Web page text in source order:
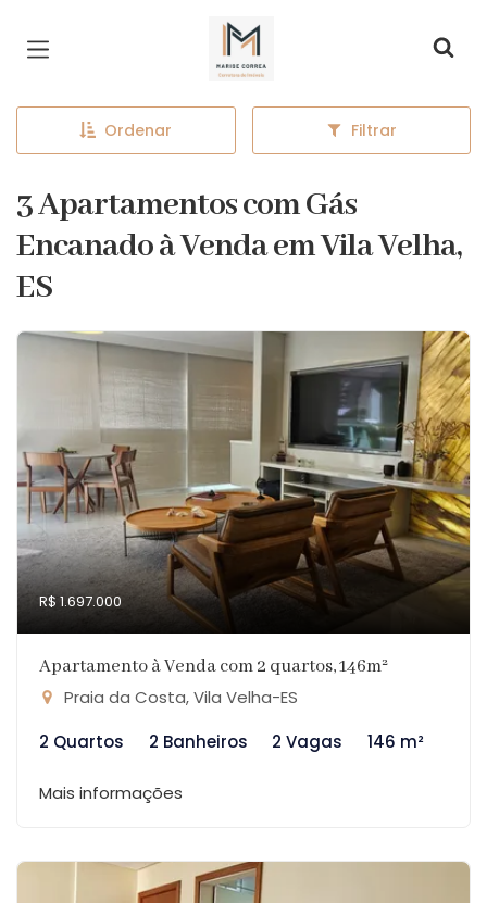
Página inicial
Ordenar Filtrar
3 Apartamentos com Gás
Encanado à Venda em Vila Velha,
ES
R$ 1.697.000
Apartamento à Venda com 2 quartos, 146m²
Praia da Costa, Vila Velha-ES
2 Quartos
2 Banheiros 2 Vagas 146 m²
Mais informações